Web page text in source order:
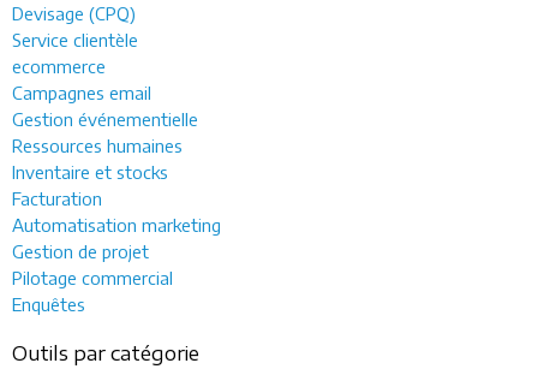
Devisage (CPQ)
Service clientèle
ecommerce
Campagnes email
Gestion événementielle
Ressources humaines
Inventaire et stocks
Facturation
Automatisation marketing
Gestion de projet
Pilotage commercial
Enquêtes
Outils par catégorie